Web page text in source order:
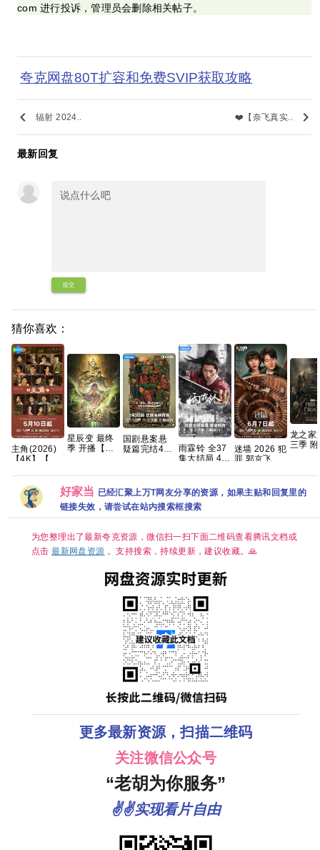
com 进行投诉，管理员会删除相关帖子。
夸克网盘80T扩容和免费SVIP获取攻略
keyboard_arrow_left 辐射 2024.. ❤️【奈飞真实.. keyboard_arrow_right
最新回复
提交
猜你喜欢：
主角(2026)
【4K】【国
【夸克/百
度】
星辰变 最终
季 开播【更
资源
国剧悬案悬
疑篇完结4K
集上线 王传
君江奇霖杨
烁主演
雨霖铃 全37
集大结局 4K
克百度网盘
+】
迷墙 2026 犯
罪 郭京飞 任
新 夸克
龙之家
三季
内嵌简
7GB左
好家当 已经汇聚上万T网友分享的资源，如果主贴和回复里的
链接失效，请尝试在站内搜索框搜索
为您整理出了最新夸克资源，微信扫一扫下面二维码查看腾讯文档或
点击最新网盘资源 。支持搜索，持续更新，建议收藏。🙏
更多最新资源，扫描二维码
关注微信公众号
“老胡为你服务”
✌✌实现看片自由